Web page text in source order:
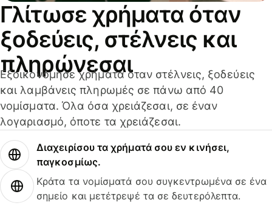
Γλίτωσε χρήματα όταν
ξοδεύεις, στέλνεις και
πληρώνεσαι
Εξοικονόμησε χρήματα όταν στέλνεις, ξοδεύεις
και λαμβάνεις πληρωμές σε πάνω από 40
νομίσματα. Όλα όσα χρειάζεσαι, σε έναν
λογαριασμό, όποτε τα χρειάζεσαι.
Διαχειρίσου τα χρήματά σου εν κινήσει,
παγκοσμίως.
Κράτα τα νομίσματά σου συγκεντρωμένα σε ένα
σημείο και μετέτρεψέ τα σε δευτερόλεπτα.